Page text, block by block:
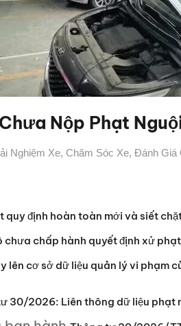
Nộp Phạt
Nghiệm Xe, Chăm Sóc Xe, Đánh Giá
định hoàn toàn mới và siết
chưa chấp hành quyết định xử
lên cơ sở dữ liệu quản lý vi phạm
30/2026: Liên thông dữ liệu phạt